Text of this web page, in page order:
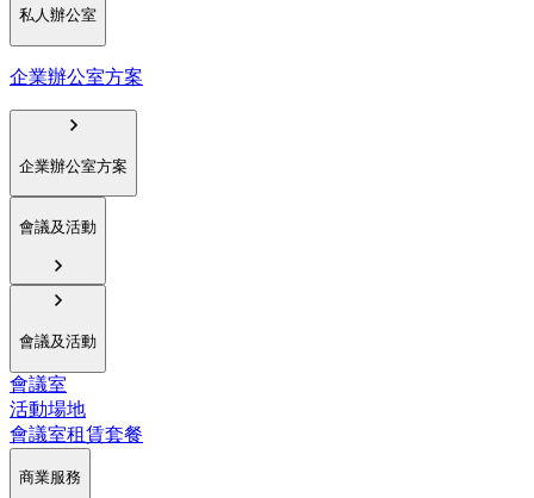
私人辦公室
企業辦公室方案
企業辦公室方案
會議及活動
會議及活動
會議室
活動場地
會議室租賃套餐
商業服務